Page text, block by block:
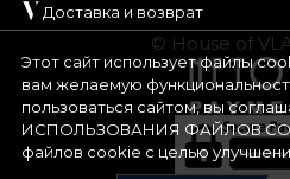
Этот сайт использует файлы
вам желаемую
пользоваться сайтом, вы
ИСПОЛЬЗОВАНИЯ ФАЙЛОВ
файлов cookie с целью
Доставка и возврат
© House of